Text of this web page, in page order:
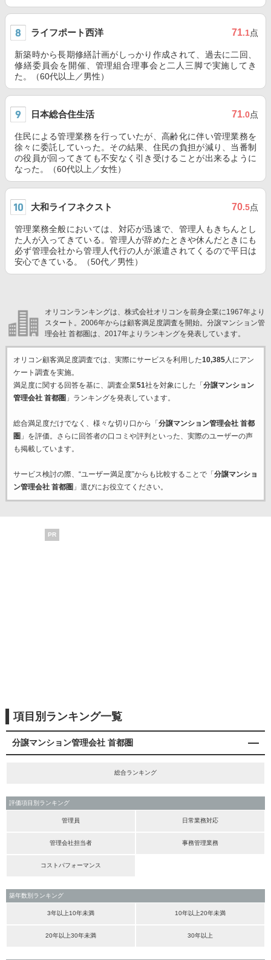
ライフポート西洋 71.1点
新築時から長期修繕計画がしっかり作成されて、過去に二回、
修繕委員会を開催、管理組合理事会と二人三脚で実施してき
た。（60代以上／男性）
日本総合住生活 71.0点
住民による管理業務を行っていたが、高齢化に伴い管理業務を
徐々に委託していった。その結果、住民の負担が減り、当番制
の役員が回ってきても不安なく引き受けることが出来るように
なった。（60代以上／女性）
大和ライフネクスト 70.5点
管理業務全般においては、対応が迅速で、管理人もきちんとし
た人が入ってきている。管理人が辞めたときや休んだときにも
必ず管理会社から管理人代行の人が派遣されてくるので平日は
安心できている。（50代／男性）
オリコンランキングは、株式会社オリコンを前身企業に1967年より
スタート。2006年からは顧客満足度調査を開始。分譲マンション管
理会社 首都圏は、2017年よりランキングを発表しています。
オリコン顧客満足度調査では、実際にサービスを利用した10,385人にアン
ケート調査を実施。
満足度に関する回答を基に、調査企業51社を対象にした「 分譲マンション
管理会社 首都圏 」ランキングを発表しています。
総合満足度だけでなく、様々な切り口から「 分譲マンション管理会社 首都
圏 」を評価。さらに回答者の口コミや評判といった、実際のユーザーの声
も掲載しています。
サービス検討の際、“ユーザー満足度”からも比較することで「 分譲マンショ
ン管理会社 首都圏 」選びにお役立てください。
PR
項目別ランキング一覧
分譲マンション管理会社 首都圏
総合ランキング
評価項目別ランキング
管理員 日常業務対応
管理会社担当者 事務管理業務
コストパフォーマンス
築年数別ランキング
3年以上10年未満 10年以上20年未満
20年以上30年未満 30年以上